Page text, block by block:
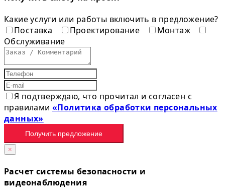
Какие услуги или работы включить в предложение?
Поставка
Проектирование
Монтаж
Обслуживание
Я подтверждаю, что прочитал и согласен с
правилами«Политика обработки персональных
данных»
Получить предложение
×
Расчет системы безопасности и
видеонаблюдения